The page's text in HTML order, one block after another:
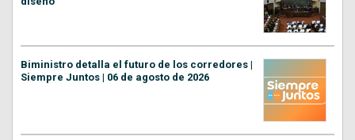
Biministro detalla el futuro de los corredores |
Siempre Juntos | 06 de agosto de 2026